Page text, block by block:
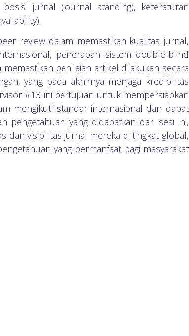
jurnal (journal standing), keteraturan
review dalam memastikan kualitas jurnal,
penerapan sistem double-blind
penilaian artikel dilakukan secara
yang pada akhirnya menjaga kredibilitas
#13 ini bertujuan untuk mempersiapkan
mengikuti standar internasional dan dapat
pengetahuan yang didapatkan dari sesi ini,
dan visibilitas jurnal mereka di tingkat global,
yang bermanfaat bagi masyarakat